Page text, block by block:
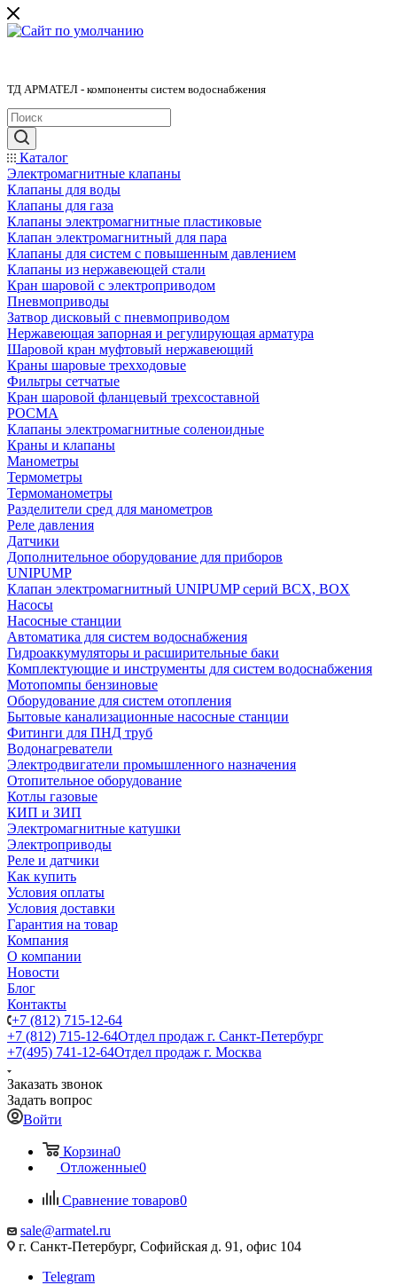
ТД АРМАТЕЛ - компоненты систем водоснабжения
Каталог
Электромагнитные клапаны
Клапаны для воды
Клапаны для газа
Клапаны электромагнитные пластиковые
Клапан электромагнитный для пара
Клапаны для систем с повышенным давлением
Клапаны из нержавеющей стали
Кран шаровой с электроприводом
Пневмоприводы
Затвор дисковый с пневмоприводом
Нержавеющая запорная и регулирующая арматура
Шаровой кран муфтовый нержавеющий
Краны шаровые трехходовые
Фильтры сетчатые
Кран шаровой фланцевый трехсоставной
РОСМА
Клапаны электромагнитные соленоидные
Краны и клапаны
Манометры
Термометры
Термоманометры
Разделители сред для манометров
Реле давления
Датчики
Дополнительное оборудование для приборов
UNIPUMP
Клапан электромагнитный UNIPUMP серий BCX, BOX
Насосы
Насосные станции
Автоматика для систем водоснабжения
Гидроаккумуляторы и расширительные баки
Комплектующие и инструменты для систем водоснабжения
Мотопомпы бензиновые
Оборудование для систем отопления
Бытовые канализационные насосные станции
Фитинги для ПНД труб
Водонагреватели
Электродвигатели промышленного назначения
Отопительное оборудование
Котлы газовые
КИП и ЗИП
Электромагнитные катушки
Электроприводы
Реле и датчики
Как купить
Условия оплаты
Условия доставки
Гарантия на товар
Компания
О компании
Новости
Блог
Контакты
+7 (812) 715-12-64
+7 (812) 715-12-64Отдел продаж г. Санкт-Петербург
+7(495) 741-12-64Отдел продаж г. Москва
Заказать звонок
Задать вопрос
Войти
Корзина0
Отложенные0
Сравнение товаров0
sale@armatel.ru
г. Санкт-Петербург, Софийская д. 91, офис 104
Telegram